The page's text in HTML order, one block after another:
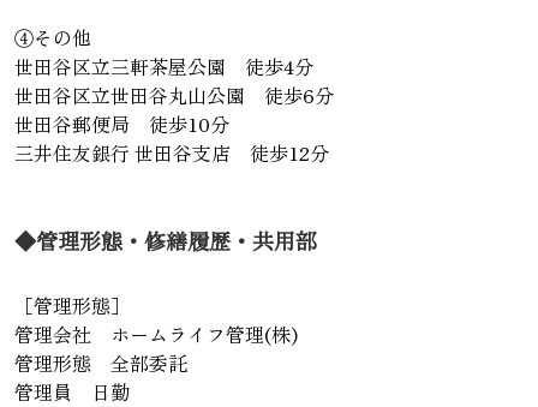
④その他
世田谷区立三軒茶屋公園 徒歩4分
世田谷区立世田谷丸山公園 徒歩6分
世田谷郵便局 徒歩10分
三井住友銀行 世田谷支店 徒歩12分
◆管理形態・修繕履歴・共用部
［管理形態］
管理会社 ホームライフ管理(株)
管理形態 全部委託
管理員 日勤